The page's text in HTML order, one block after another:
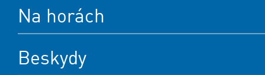
Na horách
Beskydy